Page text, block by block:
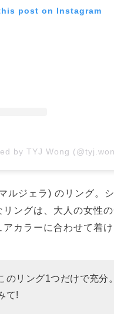
post on Instagram
by TYJ Wong
ジェラ) のリング。
ングは、大人の女性
カラーに合わせて着け
のリング1つだけで充分
て!